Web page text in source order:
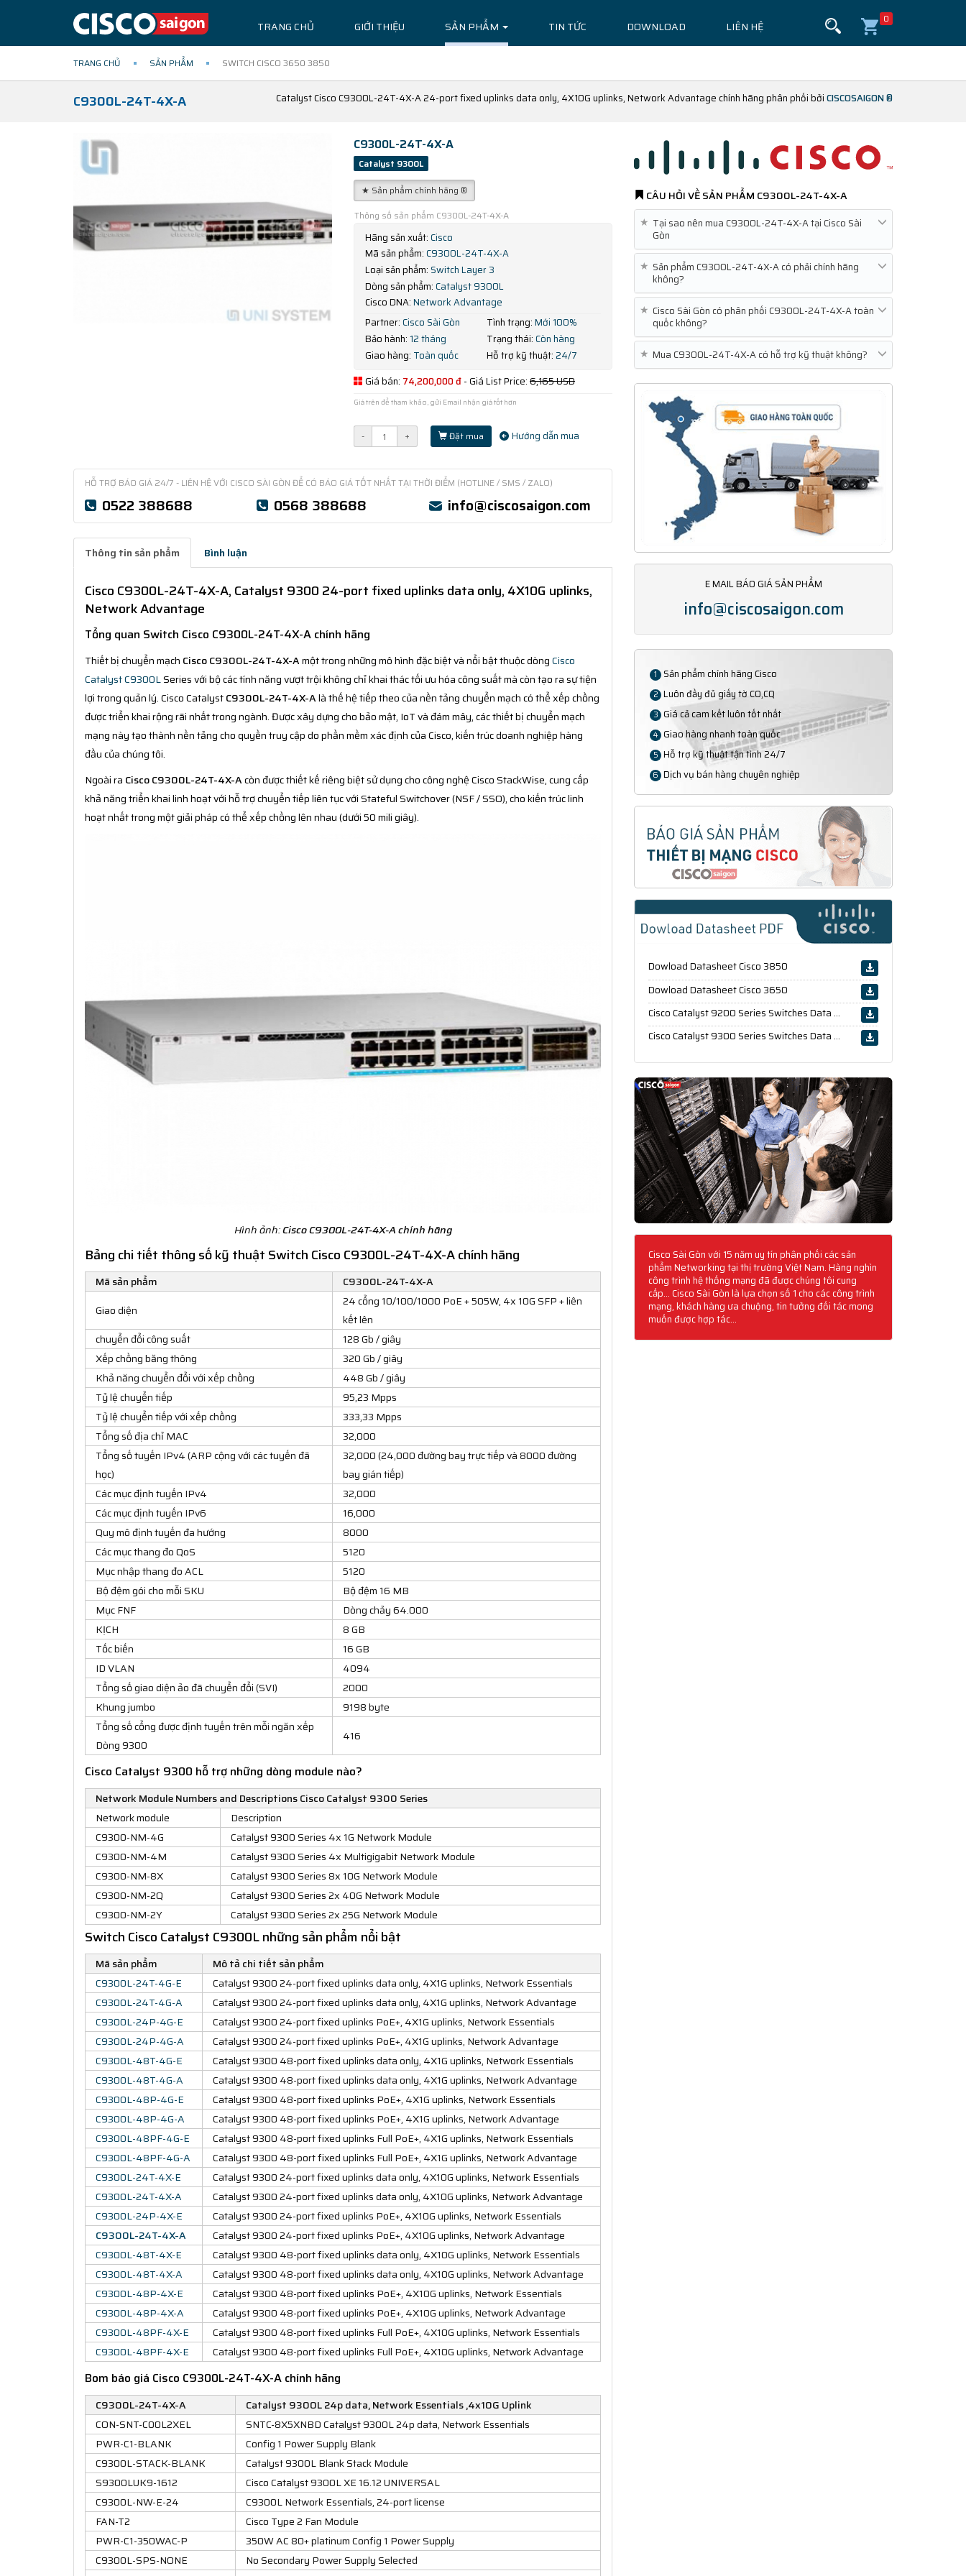
TRANG CHỦ GIỚI THIỆU SẢN PHẨM TIN TỨC DOWNLOAD LIÊN HỆ
0
TRANG CHỦ SẢN PHẨM SWITCH CISCO 3650 3850
C9300L-24T-4X-A Catalyst Cisco C9300L-24T-4X-A 24-port fixed uplinks data only, 4X10G uplinks, Network Advantage chính hãng phân phối bởiCISCOSAIGON ®
C9300L-24T-4X-A
Catalyst 9300L
★ Sản phẩm chính hãng ®
Thông số sản phẩm C9300L-24T-4X-A
Hãng sản xuất:Cisco
Mã sản phẩm:C9300L-24T-4X-A
Loại sản phẩm: Switch Layer 3
Dòng sản phẩm:Catalyst 9300L
Cisco DNA:Network Advantage
Partner:Cisco Sài Gòn Tình trạng:Mới 100%
Bảo hành: 12 tháng Trạng thái:Còn hàng
Giao hàng: Toàn quốc Hỗ trợ kỹ thuật:24/7
Giá bán: 74,200,000 đ- Giá List Price:6,165 USD
Giá trên để tham khảo, gửi Email nhận giá tốt hơn
- + Đặt mua Hướng dẫn mua
HỖ TRỢ BÁO GIÁ 24/7 - LIÊN HỆ VỚI CISCO SÀI GÒN ĐỂ CÓ BÁO GIÁ TỐT NHẤT TẠI THỜI ĐIỂM (HOTLINE / SMS / ZALO)
0522 388688 0568 388688 info@ciscosaigon.com
Thông tin sản phẩm Bình luận
Cisco C9300L-24T-4X-A, Catalyst 9300 24-port fixed uplinks data only, 4X10G uplinks,
Network Advantage
Tổng quan Switch Cisco C9300L-24T-4X-A chính hãng
Thiết bị chuyển mạch Cisco C9300L-24T-4X-Amột trong những mô hình đặc biệt và nổi bật thuộc dòngCisco
Catalyst C9300LSeries với bộ các tính năng vượt trội không chỉ khai thác tối ưu hóa công suất mà còn tạo ra sự tiện
lợi trong quản lý. Cisco CatalystC9300L-24T-4X-Alà thế hệ tiếp theo của nền tảng chuyển mạch có thể xếp chồng
được triển khai rộng rãi nhất trong ngành. Được xây dựng cho bảo mật, IoT và đám mây, các thiết bị chuyển mạch
mạng này tạo thành nền tảng cho quyền truy cập do phần mềm xác định của Cisco, kiến trúc doanh nghiệp hàng
đầu của chúng tôi.
Ngoài ra Cisco C9300L-24T-4X-Acòn được thiết kế riêng biệt sử dụng cho công nghệ Cisco StackWise, cung cấp
khả năng triển khai linh hoạt với hỗ trợ chuyển tiếp liên tục với Stateful Switchover (NSF / SSO), cho kiến trúc linh
hoạt nhất trong một giải pháp có thể xếp chồng lên nhau (dưới 50 mili giây).
Hình ảnh:Cisco C9300L-24T-4X-A chính hãng
Bảng chi tiết thông số kỹ thuật Switch Cisco C9300L-24T-4X-A chính hãng
Mã sản phẩm
C9300L-24T-4X-A
Giao diện
24 cổng 10/100/1000 PoE + 505W, 4x 10G SFP + liên
kết lên
chuyển đổi công suất
128 Gb / giây
Xếp chồng băng thông
320 Gb / giây
Khả năng chuyển đổi với xếp chồng
448 Gb / giây
Tỷ lệ chuyển tiếp
95,23 Mpps
Tỷ lệ chuyển tiếp với xếp chồng
333,33 Mpps
Tổng số địa chỉ MAC
32,000
Tổng số tuyến IPv4 (ARP cộng với các tuyến đã
học)
32,000 (24,000 đường bay trực tiếp và 8000 đường
bay gián tiếp)
Các mục định tuyến IPv4
32,000
Các mục định tuyến IPv6
16,000
Quy mô định tuyến đa hướng
8000
Các mục thang đo QoS
5120
Mục nhập thang đo ACL
5120
Bộ đệm gói cho mỗi SKU
Bộ đệm 16 MB
Mục FNF
Dòng chảy 64.000
KỊCH
8 GB
Tốc biến
16 GB
ID VLAN
4094
Tổng số giao diện ảo đã chuyển đổi (SVI)
2000
Khung jumbo
9198 byte
Tổng số cổng được định tuyến trên mỗi ngăn xếp
Dòng 9300
416
Cisco Catalyst 9300 hỗ trợ những dòng module nào?
Network Module Numbers and Descriptions Cisco Catalyst 9300 Series
Network module
Description
C9300-NM-4G
Catalyst 9300 Series 4x 1G Network Module
C9300-NM-4M
Catalyst 9300 Series 4x Multigigabit Network Module
C9300-NM-8X
Catalyst 9300 Series 8x 10G Network Module
C9300-NM-2Q
Catalyst 9300 Series 2x 40G Network Module
C9300-NM-2Y
Catalyst 9300 Series 2x 25G Network Module
Switch Cisco Catalyst C9300L những sản phẩm nổi bật
Mã sản phẩm
Mô tả chi tiết sản phẩm
C9300L-24T-4G-E
Catalyst 9300 24-port fixed uplinks data only, 4X1G uplinks, Network Essentials
C9300L-24T-4G-A
Catalyst 9300 24-port fixed uplinks data only, 4X1G uplinks, Network Advantage
C9300L-24P-4G-E
Catalyst 9300 24-port fixed uplinks PoE+, 4X1G uplinks, Network Essentials
C9300L-24P-4G-A
Catalyst 9300 24-port fixed uplinks PoE+, 4X1G uplinks, Network Advantage
C9300L-48T-4G-E
Catalyst 9300 48-port fixed uplinks data only, 4X1G uplinks, Network Essentials
C9300L-48T-4G-A
Catalyst 9300 48-port fixed uplinks data only, 4X1G uplinks, Network Advantage
C9300L-48P-4G-E
Catalyst 9300 48-port fixed uplinks PoE+, 4X1G uplinks, Network Essentials
C9300L-48P-4G-A
Catalyst 9300 48-port fixed uplinks PoE+, 4X1G uplinks, Network Advantage
C9300L-48PF-4G-E
Catalyst 9300 48-port fixed uplinks Full PoE+, 4X1G uplinks, Network Essentials
C9300L-48PF-4G-A
Catalyst 9300 48-port fixed uplinks Full PoE+, 4X1G uplinks, Network Advantage
C9300L-24T-4X-E
Catalyst 9300 24-port fixed uplinks data only, 4X10G uplinks, Network Essentials
C9300L-24T-4X-A
Catalyst 9300 24-port fixed uplinks data only, 4X10G uplinks, Network Advantage
C9300L-24P-4X-E
Catalyst 9300 24-port fixed uplinks PoE+, 4X10G uplinks, Network Essentials
C9300L-24T-4X-A
Catalyst 9300 24-port fixed uplinks PoE+, 4X10G uplinks, Network Advantage
C9300L-48T-4X-E
Catalyst 9300 48-port fixed uplinks data only, 4X10G uplinks, Network Essentials
C9300L-48T-4X-A
Catalyst 9300 48-port fixed uplinks data only, 4X10G uplinks, Network Advantage
C9300L-48P-4X-E
Catalyst 9300 48-port fixed uplinks PoE+, 4X10G uplinks, Network Essentials
C9300L-48P-4X-A
Catalyst 9300 48-port fixed uplinks PoE+, 4X10G uplinks, Network Advantage
C9300L-48PF-4X-E
Catalyst 9300 48-port fixed uplinks Full PoE+, 4X10G uplinks, Network Essentials
C9300L-48PF-4X-E
Catalyst 9300 48-port fixed uplinks Full PoE+, 4X10G uplinks, Network Advantage
Bom báo giá Cisco C9300L-24T-4X-A chính hãng
C9300L-24T-4X-A
Catalyst 9300L 24p data, Network Essentials ,4x10G Uplink
CON-SNT-C00L2XEL
SNTC-8X5XNBD Catalyst 9300L 24p data, Network Essentials
PWR-C1-BLANK
Config 1 Power Supply Blank
C9300L-STACK-BLANK
Catalyst 9300L Blank Stack Module
S9300LUK9-1612
Cisco Catalyst 9300L XE 16.12 UNIVERSAL
C9300L-NW-E-24
C9300L Network Essentials, 24-port license
FAN-T2
Cisco Type 2 Fan Module
PWR-C1-350WAC-P
350W AC 80+ platinum Config 1 Power Supply
C9300L-SPS-NONE
No Secondary Power Supply Selected
CÂU HỎI VỀ SẢN PHẨM C9300L-24T-4X-A
★ Tại sao nên mua C9300L-24T-4X-A tại Cisco Sài
Gòn
★ Sản phẩm C9300L-24T-4X-A có phải chính hãng
không?
★ Cisco Sài Gòn có phân phối C9300L-24T-4X-A toàn
quốc không?
★ Mua C9300L-24T-4X-A có hỗ trợ kỹ thuật không?
E MAIL BÁO GIÁ SẢN PHẨM
info@ciscosaigon.com
1 Sản phẩm chính hãng Cisco
2 Luôn đầy đủ giấy tờ CO,CQ
3 Giá cả cam kết luôn tốt nhất
4 Giao hàng nhanh toàn quốc
5 Hỗ trợ kỹ thuật tận tình 24/7
6 Dịch vụ bán hàng chuyên nghiệp
Dowload Datasheet Cisco 3850
Dowload Datasheet Cisco 3650
Cisco Catalyst 9200 Series Switches Data Sheet
Cisco Catalyst 9300 Series Switches Data Sheet
Cisco Sài Gòn với 15 năm uy tín phân phối các sản
phẩm Networking tại thị trường Việt Nam. Hàng nghìn
công trình hệ thống mạng đã được chúng tôi cung
cấp... Cisco Sài Gòn là lựa chọn số 1 cho các công trình
mạng, khách hàng ưa chuộng, tin tưởng đối tác mong
muốn được hợp tác...